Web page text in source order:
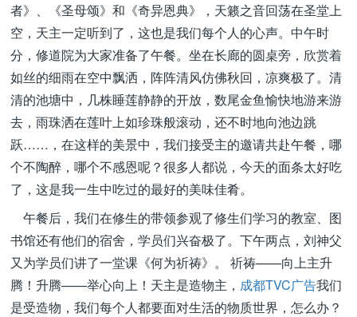
者》、《圣母颂》和《奇异恩典》，天籁之音回荡在圣堂上
空，天主一定听到了，这也是我们每个人的心声。中午时
分，修道院为大家准备了午餐。坐在长廊的圆桌旁，欣赏着
如丝的细雨在空中飘洒，阵阵清风仿佛秋回，凉爽极了。清
清的池塘中，几株睡莲静静的开放，数尾金鱼愉快地游来游
去，雨珠洒在莲叶上如珍珠般滚动，还不时地向池边跳
跃……，在这样的美景中，我们接受主的邀请共赴午餐，哪
个不陶醉，哪个不感恩呢？很多人都说，今天的面条太好吃
了，这是我一生中吃过的最好的美味佳肴。
午餐后，我们在修生的带领参观了修生们学习的教室、图
书馆还有他们的宿舍，学员们兴奋极了。下午两点，刘神父
又为学员们讲了一堂课《何为祈祷》。 祈祷——向上主升
腾！升腾——举心向上！天主是造物主， 成都TVC广告我们
是受造物，我们每个人都要面对生活的物质世界，怎么办？